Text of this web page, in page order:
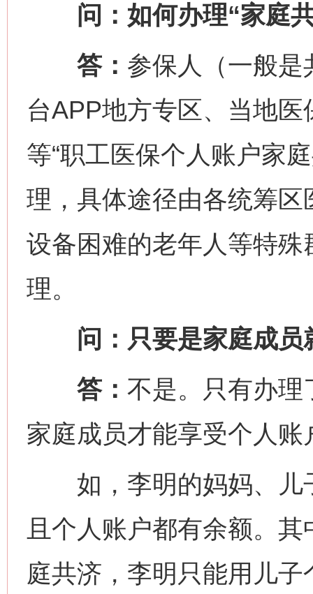
问：如何办理“家庭
答： 参保人（一般
台APP地方专区、当地
等“职工医保个人账户家
理，具体途径由各统筹
设备困难的老年人等特
理。
问：只要是家庭成员
答： 不是。只有办理
家庭成员才能享受个人
如，李明的妈妈、儿
且个人账户都有余额。
庭共济，李明只能用儿